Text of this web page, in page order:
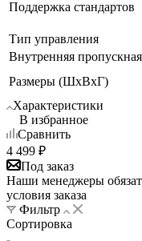
Поддержка стандартов
Тип управления
Внутренняя
Размеры (ШxВxГ)
Характеристики
В избранное
Сравнить
4 499 ₽
Под заказ
Наши менеджеры
условия заказа
Фильтр
Сортировка